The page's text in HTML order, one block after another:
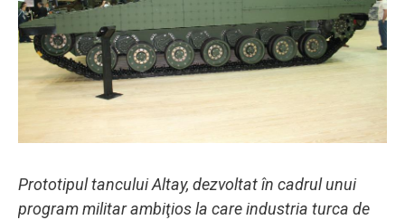
Prototipul tancului Altay, dezvoltat în cadrul unui
program militar ambiţios la care industria turca de